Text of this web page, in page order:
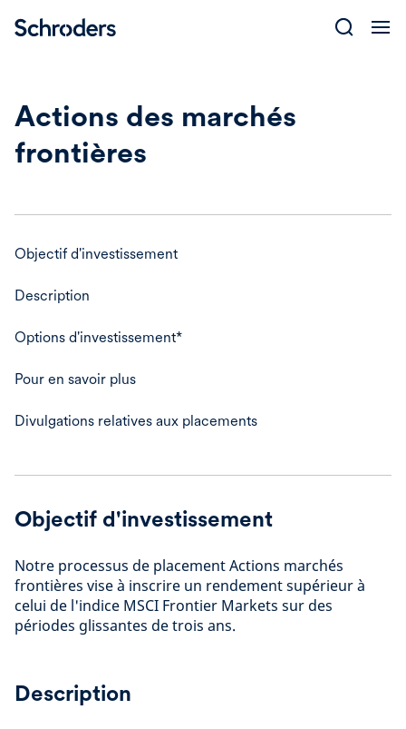
Actions des marchés
frontières
Objectif d'investissement
Description
Options d'investissement*
Pour en savoir plus
Divulgations relatives aux placements
Objectif d'investissement
Notre processus de placement Actions marchés
frontières vise à inscrire un rendement supérieur à
celui de l'indice MSCI Frontier Markets sur des
périodes glissantes de trois ans.
Description